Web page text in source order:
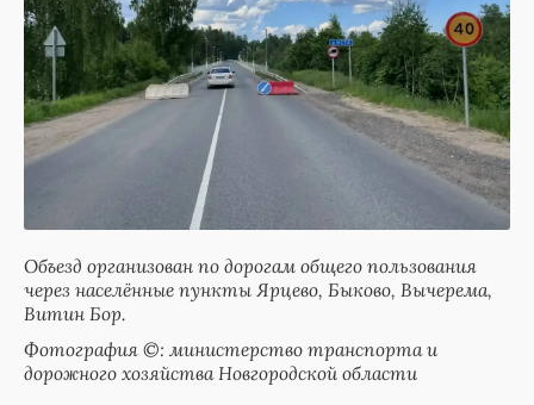
Объезд организован по дорогам общего пользования
через населённые пункты Ярцево, Быково, Вычерема,
Витин Бор.
Фотография ©: министерство транспорта и
дорожного хозяйства Новгородской области